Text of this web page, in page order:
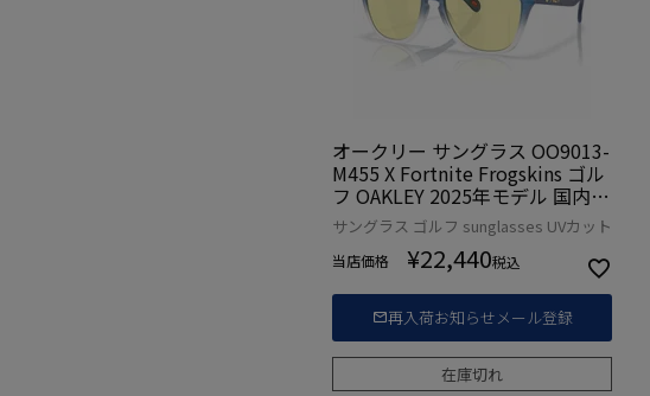
オークリー サングラス OO9013-
M455 X Fortnite Frogskins ゴル
フ OAKLEY 2025年モデル 国内正
規品
サングラス ゴルフ sunglasses UVカット
当店価格 ¥22,440税込
再入荷お知らせメール登録
在庫切れ